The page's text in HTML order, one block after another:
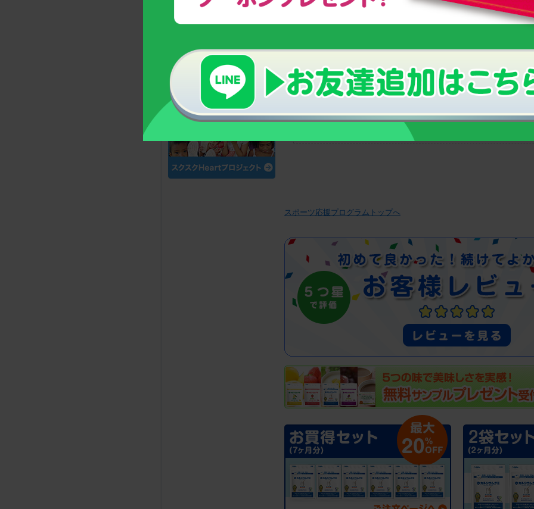
更なる活躍を期待しています！
テニスを頑張るジュニア（小学生・中
クスクのっぽくんカップホームペー
スポーツ応援プログラムトップへ